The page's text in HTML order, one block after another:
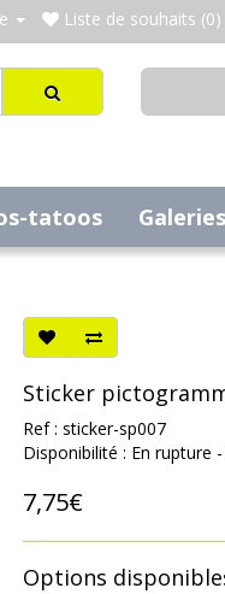
Liste de souhaits (0)
tatoos Galeries
Sticker
Ref : sticker-sp007
Disponibilité : En rupture
7,75€
Options